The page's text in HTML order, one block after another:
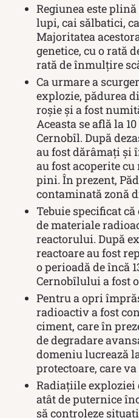
Regiunea este
lupi, cai sălbatici,
Majoritatea
genetice, cu o rată
rată de înmulțire
Ca urmare a
explozie, pădurea
roșie și a fost
Aceasta se află la
Cernobîl. După
au fost dărâmați și
au fost acoperite
pini. În prezent,
contaminată zonă
Tebuie specificat
de materiale
reactorului. După
reactoare au fost
o perioadă de încă
Cernobîlului a fost
Pentru a opri
radioactiv a fost
ciment, care în
de degradare
domeniu lucrează
protectoare, care
Radiațiile exploziei
atât de puternice
să controleze